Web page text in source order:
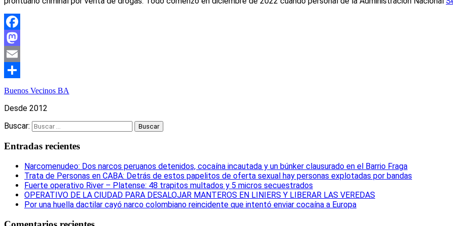
Facebook
Mastodon
Email
Compartir
Buenos Vecinos BA
Desde 2012
Buscar:
Entradas recientes
Narcomenudeo: Dos narcos peruanos detenidos, cocaína incautada y un búnker clausurado en el Barrio Fraga
Trata de Personas en CABA: Detrás de estos papelitos de oferta sexual hay personas explotadas por bandas
Fuerte operativo River – Platense: 48 trapitos multados y 5 micros secuestrados
OPERATIVO DE LA CIUDAD PARA DESALOJAR MANTEROS EN LINIERS Y LIBERAR LAS VEREDAS
Por una huella dactilar cayó narco colombiano reincidente que intentó enviar cocaína a Europa